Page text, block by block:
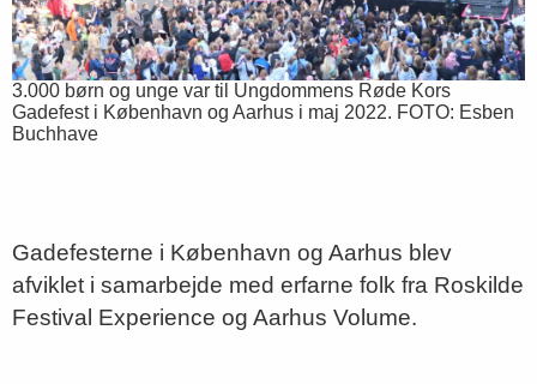
3.000 børn og unge var til Ungdommens Røde Kors
Gadefest i København og Aarhus i maj 2022. FOTO: Esben
Buchhave
Gadefesterne i København og Aarhus blev
afviklet i samarbejde med erfarne folk fra Roskilde
Festival Experience og Aarhus Volume.